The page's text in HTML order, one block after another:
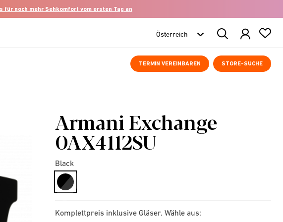
noch mehr Sehkomfort vom ersten Tag an
Search
Products
TERMIN VEREINBAREN STORE-SUCHE
Armani Exchange
0AX4112SU
Black
selected
Komplettpreis inklusive Gläser. Wähle aus: